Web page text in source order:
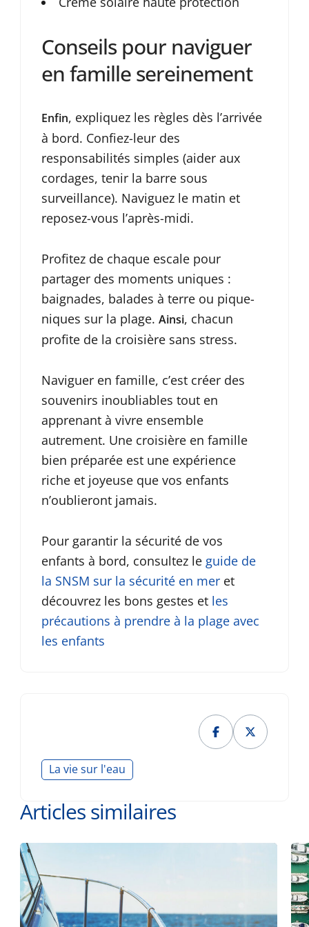
Conseils pour naviguer
en famille sereinement
Enfin, expliquez les règles dès l’arrivée
à bord. Confiez-leur des
responsabilités simples (aider aux
cordages, tenir la barre sous
surveillance). Naviguez le matin et
reposez-vous l’après-midi.
Profitez de chaque escale pour
partager des moments uniques :
baignades, balades à terre ou pique-
niques sur la plage. Ainsi, chacun
profite de la croisière sans stress.
Naviguer en famille, c’est créer des
souvenirs inoubliables tout en
apprenant à vivre ensemble
autrement. Une croisière en famille
bien préparée est une expérience
riche et joyeuse que vos enfants
n’oublieront jamais.
Pour garantir la sécurité de vos
enfants à bord, consultez le guide de
la SNSM sur la sécurité en mer et
découvrez les bons gestes et les
précau­tions à prendre à la plage avec
les enfants
La vie sur l'eau
Articles similaires